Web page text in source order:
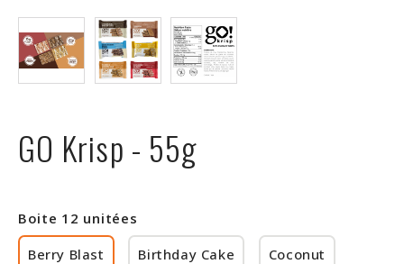
GO Krisp - 55g
Boite 12 unitées
Berry Blast
Birthday Cake Coconut
ET
CONDITIONS
©
Protein